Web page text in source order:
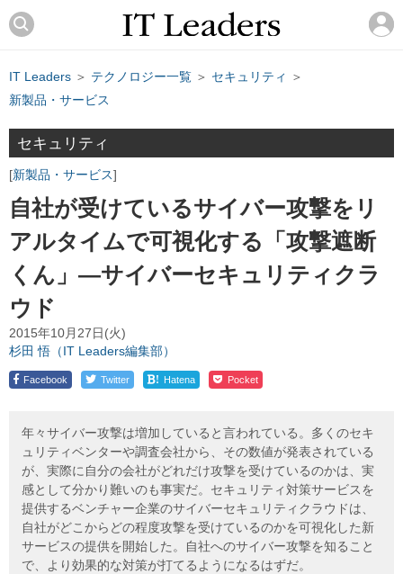
IT Leaders ＞ テクノロジー一覧 ＞ セキュリティ
＞
新製品・サービス
セキュリティ
新製品・サービス
自社が受けているサイバー攻撃をリ
アルタイムで可視化する「攻撃遮断
くん」―サイバーセキュリティクラ
ウド
2015年10月27日(火)
杉田 悟（IT Leaders編集部）
Facebook Twitter ! Hatena Pocket
年々サイバー攻撃は増加していると言われている。多くのセキ
ュリティベンターや調査会社から、その数値が発表されている
が、実際に自分の会社がどれだけ攻撃を受けているのかは、実
感として分かり難いのも事実だ。セキュリティ対策サービスを
提供するベンチャー企業のサイバーセキュリティクラウドは、
自社がどこからどの程度攻撃を受けているのかを可視化した新
サービスの提供を開始した。自社へのサイバー攻撃を知ること
で、より効果的な対策が打てるようになるはずだ。